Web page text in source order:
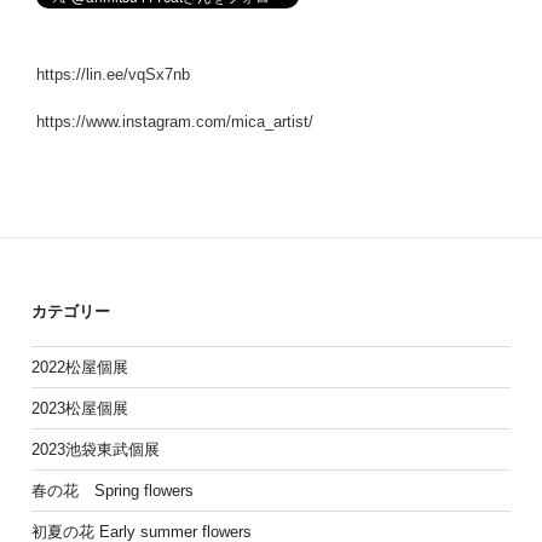
https://lin.ee/vqSx7nb
https://www.instagram.com/mica_artist/
カテゴリー
2022松屋個展
2023松屋個展
2023池袋東武個展
春の花 Spring flowers
初夏の花 Early summer flowers